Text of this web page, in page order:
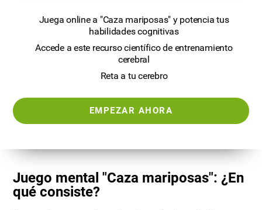
Juega online a "Caza mariposas" y potencia tus
habilidades cognitivas
Accede a este recurso científico de entrenamiento
cerebral
Reta a tu cerebro
EMPEZAR AHORA
Juego mental "Caza mariposas": ¿En
qué consiste?